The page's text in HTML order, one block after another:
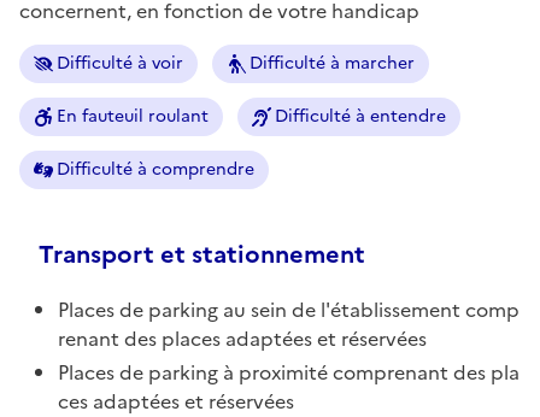
concernent, en fonction de votre handicap
Difficulté à voir Difficulté à marcher
En fauteuil roulant Difficulté à entendre
Difficulté à comprendre
Transport et stationnement
Places de parking au sein de l'établissement comp
renant des places adaptées et réservées
Places de parking à proximité comprenant des pla
ces adaptées et réservées